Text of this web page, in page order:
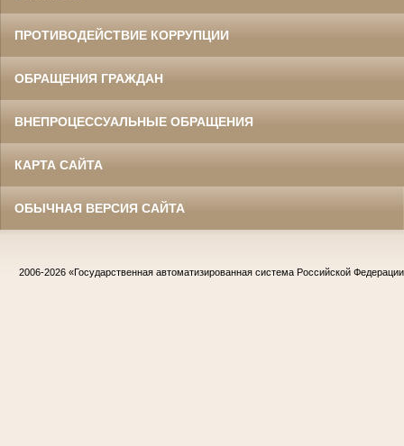
ПРОТИВОДЕЙСТВИЕ КОРРУПЦИИ
ОБРАЩЕНИЯ ГРАЖДАН
ВНЕПРОЦЕССУАЛЬНЫЕ ОБРАЩЕНИЯ
КАРТА САЙТА
ОБЫЧНАЯ ВЕРСИЯ САЙТА
2006-2026 «Государственная автоматизированная система Российской